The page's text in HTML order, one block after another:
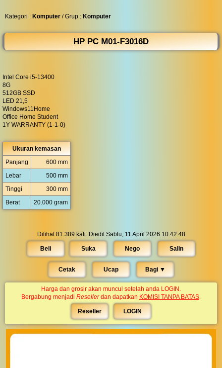
Kategori : Komputer / Grup : Komputer
HP PC M01-F3016D
Intel Core i5-13400
8G
512GB SSD
LED 21,5
Windows11Home
Office Home Student
1Y WARRANTY (1-1-0)
Ukuran kemasan
Panjang
600 mm
Lebar
500 mm
Tinggi
300 mm
Berat
20.000 gram
Dilihat 81.389 kali. Diedit Sabtu, 11 April 2026 10:42:48
Beli Suka Nego Salin
Cetak Ucap Bagi ▼︎
Harga dan grosir akan muncul setelah anda LOGIN.
Bergabung menjadi Resellerdan dapatkan KOMISI TANPA BATAS.
Reseller LOGIN